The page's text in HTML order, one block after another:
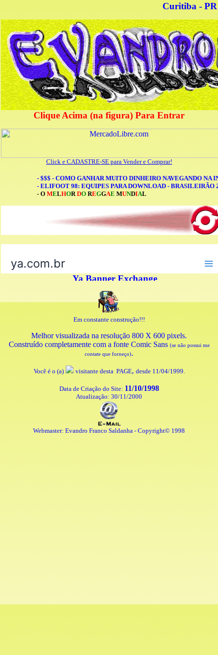
Curitiba - PR
Clique Acima (na figura) Para Entrar
Click e CADASTRE-SE para Vender e Comprar!
- $$$ - COMO GANHAR MUITO DINHEIRO NAVEGANDO NA
- ELIFOOT 98: EQUIPES PARA DOWNLOAD - BRASILEIRÃO
- O MELHOR DO REGGAE MUNDIAL
Em constante construção!!!
Melhor visualizada na resolução 800 X 600 pixels.
Construído completamente com a fonte Comic Sans (se não possui me
contate que forneço).
Você é o (a) visitante desta PAGE, desde 11/04/1999.
Data de Criação do Site: 11/10/1998
Atualização: 30/11/2000
Webmaster: Evandro Franco Saldanha - Copyright© 1998